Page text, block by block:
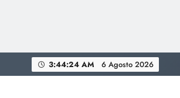
to
3:44:25 AM 6 Agosto 2026